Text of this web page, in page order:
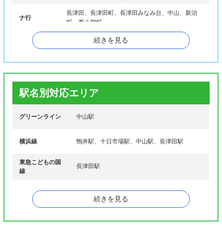
ナ行
長津田、長津田町、長津田みなみ台、中山、新治
町、西八朔町
白山、東本郷、東本郷町
マ行 三保町、森の台
続きを見る
駅名別対応エリア
グリーンライン 中山駅
横浜線 鴨井駅、十日市場駅、中山駅、長津田駅
東急こどもの国
線
長津田駅
東急田園都市線 長津田駅
続きを見る